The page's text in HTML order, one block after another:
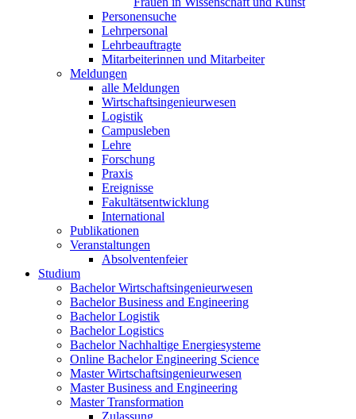
Personensuche
Lehrpersonal
Lehrbeauftragte
Mitarbeiterinnen und Mitarbeiter
Meldungen
alle Meldungen
Wirtschaftsingenieurwesen
Logistik
Campusleben
Lehre
Forschung
Praxis
Ereignisse
Fakultätsentwicklung
International
Publikationen
Veranstaltungen
Absolventenfeier
Studium
Bachelor Wirtschaftsingenieurwesen
Bachelor Business and Engineering
Bachelor Logistik
Bachelor Logistics
Bachelor Nachhaltige Energiesysteme
Online Bachelor Engineering Science
Master Wirtschaftsingenieurwesen
Master Business and Engineering
Master Transformation
Zulassung